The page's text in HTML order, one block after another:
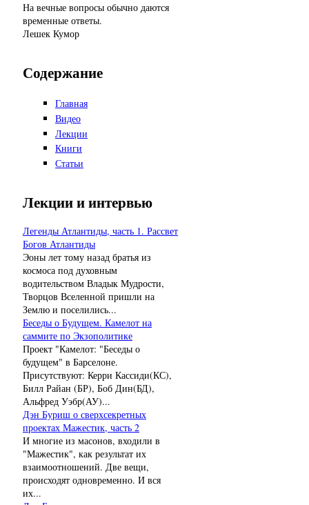
На вечные вопросы обычно даются
временные ответы.
Лешек Кумор
Содержание
Главная
Видео
Лекции
Книги
Статьи
Лекции и интервью
Легенды Атлантиды, часть 1. Рассвет
Богов Атлантиды
Эоны лет тому назад братья из
космоса под духовным
водительством Владык Мудрости,
Творцов Вселенной пришли на
Землю и поселились...
Беседы о Будущем. Камелот на
саммите по Экзополитике
Проект "Камелот: "Беседы о
будущем" в Барселоне.
Присутствуют: Керри Кассиди(КС),
Билл Райан (БР), Боб Дин(БД),
Альфред Уэбр(АУ)...
Дэн Буриш о сверхсекретных
проектах Мажестик, часть 2
И многие из масонов, входили в
"Мажестик", как результат их
взаимоотношений. Две вещи,
происходят одновременно. И вся
их...